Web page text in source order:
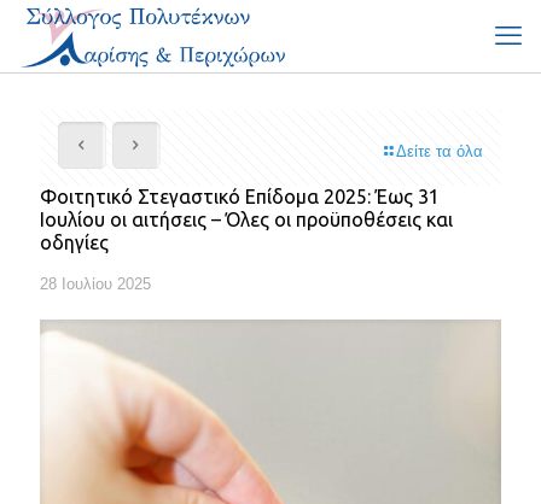
Δείτε τα όλα
Φοιτητικό Στεγαστικό Επίδομα 2025: Έως 31
Ιουλίου οι αιτήσεις – Όλες οι προϋποθέσεις και
οδηγίες
28 Ιουλίου 2025